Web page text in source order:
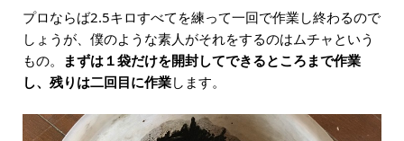
プロならば2.5キロすべてを練って一回で作業し終わるので
しょうが、僕のような素人がそれをするのはムチャという
もの。
まずは１袋だけを開封してできるところまで作業
し、残りは二回目に作業します。